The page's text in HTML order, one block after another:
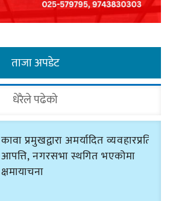
ताजा अपडेट
धेरैले पढेको
कावा प्रमुखद्वारा अमर्यादित व्यवहारप्रति
आपत्ति, नगरसभा स्थगित भएकोमा
क्षमायाचना